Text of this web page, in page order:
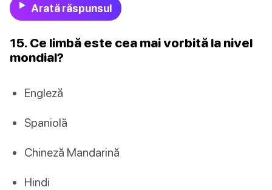
Arată răspunsul
15. Ce limbă este cea mai vorbită la nivel
mondial?
Engleză
Spaniolă
Chineză Mandarină
Hindi